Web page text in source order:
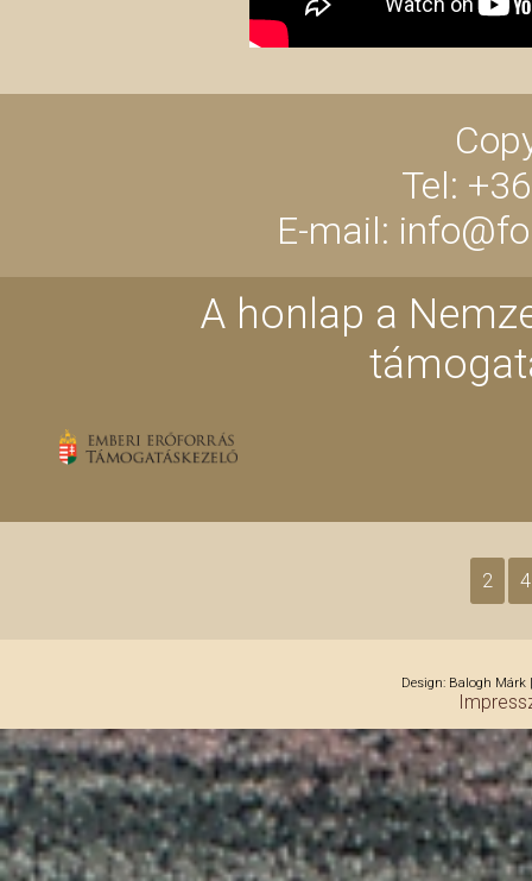
Tel:
E-mail:
A honlap a
2 4
Design: Balogh Márk